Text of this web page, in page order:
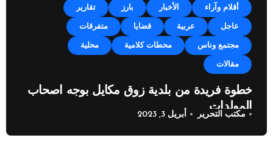
أقلام وآراء الأخبار بارز تقارير
عاجل عربية قضايا متفرقات
مجتمع وناس محطات كلامية محلية
مقالات
خطوة فريدة من بلدية زوق مكايل بوجه اصحاب
المولدات
مكتب التحرير أبريل 3, 2023